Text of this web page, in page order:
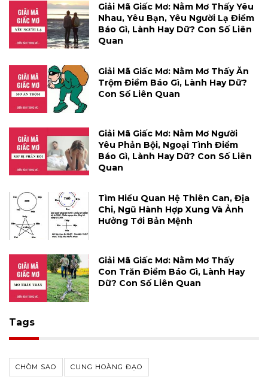
Giải Mã Giấc Mơ: Nằm Mơ Thấy Yêu
Nhau, Yêu Bạn, Yêu Người Lạ Điềm
Báo Gì, Lành Hay Dữ? Con Số Liên
Quan
Giải Mã Giấc Mơ: Nằm Mơ Thấy Ăn
Trộm Điềm Báo Gì, Lành Hay Dữ?
Con Số Liên Quan
Giải Mã Giấc Mơ: Nằm Mơ Người
Yêu Phản Bội, Ngoại Tình Điềm
Báo Gì, Lành Hay Dữ? Con Số Liên
Quan
Tìm Hiểu Quan Hệ Thiên Can, Địa
Chi, Ngũ Hành Hợp Xung Và Ảnh
Hưởng Tới Bản Mệnh
Giải Mã Giấc Mơ: Nằm Mơ Thấy
Con Trăn Điềm Báo Gì, Lành Hay
Dữ? Con Số Liên Quan
Tags
CHÒM SAO CUNG HOÀNG ĐẠO